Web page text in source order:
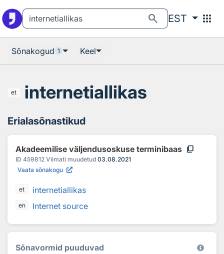
search EST apps
Sõnakogud 1 Keel
et internetiallikas
Erialasõnastikud
Akadeemilise väljendusoskuse terminibaas content_copy
ID 459812 Viimati muudetud 03.08.2021
Vaata sõnakogu
et internetiallikas
en Internet source
Sõnavormid puuduvad